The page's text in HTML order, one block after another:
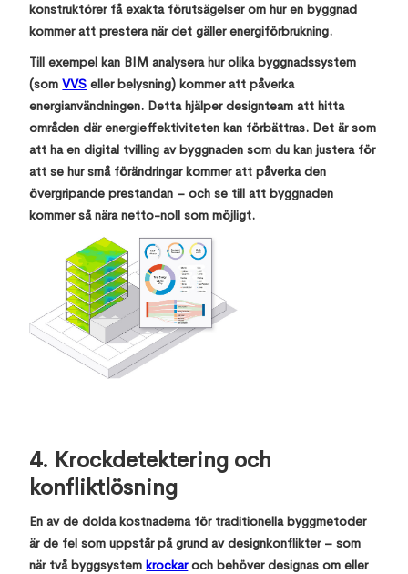
konstruktörer få exakta förutsägelser om hur en byggnad
kommer att prestera när det gäller energiförbrukning.
Till exempel kan BIM analysera hur olika byggnadssystem
(somVVS eller belysning) kommer att påverka
energianvändningen. Detta hjälper designteam att hitta
områden där energieffektiviteten kan förbättras. Det är som
att ha en digital tvilling av byggnaden som du kan justera för
att se hur små förändringar kommer att påverka den
övergripande prestandan – och se till att byggnaden
kommer så nära netto-noll som möjligt.
4. Krockdetektering och
konfliktlösning
En av de dolda kostnaderna för traditionella byggmetoder
är de fel som uppstår på grund av designkonflikter – som
när två byggsystemkrockaroch behöver designas om eller